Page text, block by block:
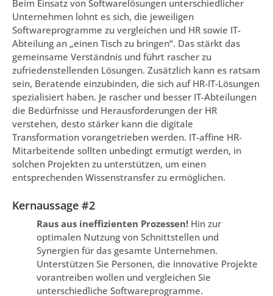
Beim Einsatz von Softwarelösungen unterschiedlicher
Unternehmen lohnt es sich, die jeweiligen
Softwareprogramme zu vergleichen und HR sowie IT-
Abteilung an „einen Tisch zu bringen“. Das stärkt das
gemeinsame Verständnis und führt rascher zu
zufriedenstellenden Lösungen. Zusätzlich kann es ratsam
sein, Beratende einzubinden, die sich auf HR-IT-Lösungen
spezialisiert haben. Je rascher und besser IT-Abteilungen
die Bedürfnisse und Herausforderungen der HR
verstehen, desto stärker kann die digitale
Transformation vorangetrieben werden. IT-affine HR-
Mitarbeitende sollten unbedingt ermutigt werden, in
solchen Projekten zu unterstützen, um einen
entsprechenden Wissenstransfer zu ermöglichen.
Kernaussage #2
Raus aus ineffizienten Prozessen! Hin zur
optimalen Nutzung von Schnittstellen und
Synergien für das gesamte Unternehmen.
Unterstützen Sie Personen, die innovative Projekte
vorantreiben wollen und vergleichen Sie
unterschiedliche Softwareprogramme.